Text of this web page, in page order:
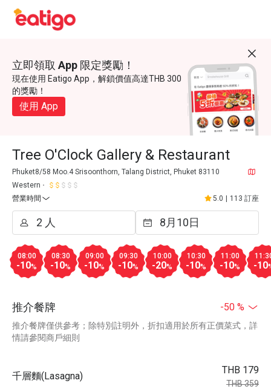
立即領取 App 限定獎勵！
現在使用 Eatigo App，解鎖價值高達THB 300
的獎勵！
使用 App
Tree O'Clock Gallery & Restaurant
Phuket8/58 Moo.4 Srisoonthorn, Talang District, Phuket 83110
Western
營業時間
5.0 113 訂座
08:00
-10%
08:30
-10%
09:00
-10%
09:30
-10%
10:00
-20%
10:30
-10%
11:00
-10% -10
推介餐牌 -50 %
推介餐牌僅供參考；除特別註明外，折扣適用於所有正價菜式，詳
情請參閱商戶細則
千層麵(Lasagna)
THB 179
THB 359